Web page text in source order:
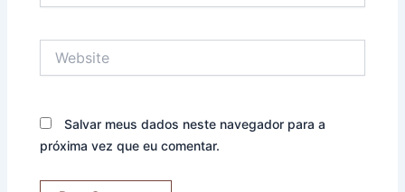
Salvar meus dados neste navegador para a
próxima vez que eu comentar.